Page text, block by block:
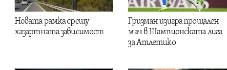
Новата рамка срещу
хазартната зависимост
Гризман изигра прощален
мач в Шампионската лига
за Атлетико